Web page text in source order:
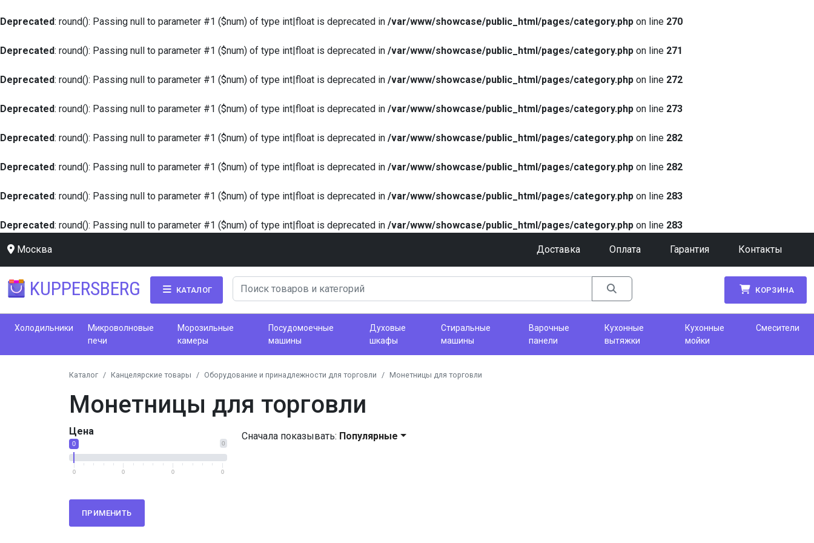
Deprecated: round(): Passing null to parameter #1 ($num) of type int|float is deprecated in /var/www/showcase/public_html/pages/category.php on line 270
Deprecated: round(): Passing null to parameter #1 ($num) of type int|float is deprecated in /var/www/showcase/public_html/pages/category.php on line 271
Deprecated: round(): Passing null to parameter #1 ($num) of type int|float is deprecated in /var/www/showcase/public_html/pages/category.php on line 272
Deprecated: round(): Passing null to parameter #1 ($num) of type int|float is deprecated in /var/www/showcase/public_html/pages/category.php on line 273
Deprecated: round(): Passing null to parameter #1 ($num) of type int|float is deprecated in /var/www/showcase/public_html/pages/category.php on line 282
Deprecated: round(): Passing null to parameter #1 ($num) of type int|float is deprecated in /var/www/showcase/public_html/pages/category.php on line 282
Deprecated: round(): Passing null to parameter #1 ($num) of type int|float is deprecated in /var/www/showcase/public_html/pages/category.php on line 283
Deprecated: round(): Passing null to parameter #1 ($num) of type int|float is deprecated in /var/www/showcase/public_html/pages/category.php on line 283
Москва Доставка Оплата Гарантия Контакты
KUPPERSBERG КАТАЛОГ КОРЗИНА
Холодильники
Микроволновые
печи
Морозильные
камеры
Посудомоечные
машины
Духовые
шкафы
Стиральные
машины
Варочные
панели
Кухонные
вытяжки
Кухонные
мойки
Смесители
Каталог Канцелярские товары Оборудование и принадлежности для торговли Монетницы для торговли
Монетницы для торговли
Цена
0
0
0 0 0 0
ПРИМЕНИТЬ
Сначала показывать: Популярные